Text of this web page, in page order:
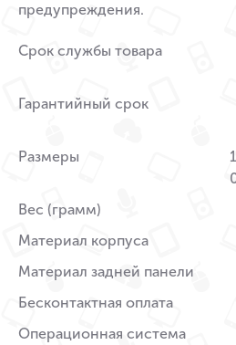
предупреждения.
Срок службы товара
Гарантийный срок
Размеры
Вес (грамм)
Материал корпуса
Материал задней панели
Бесконтактная оплата
Операционная система